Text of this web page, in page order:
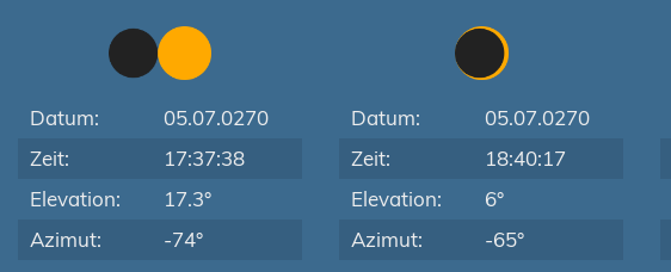
Datum:
05.07.0270
Zeit:
17:37:38
Elevation:
17.3°
Azimut:
-74°
Datum:
05.07.0270
Zeit:
18:40:17
Elevation:
6°
Azimut:
-65°